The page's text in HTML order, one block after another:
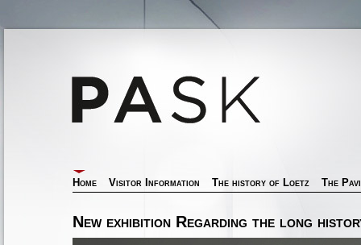
Home Visitor Information The history of Loetz The
New exhibition Regarding the long